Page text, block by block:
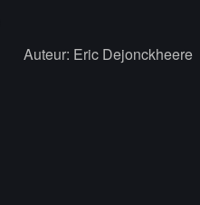
Auteur: Eric Dejonckheere